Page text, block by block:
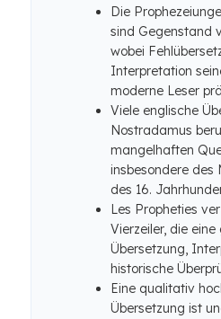
Die
sind Gegenstand
wobei
Interpretation
moderne Leser
Viele englische
Nostradamus
mangelhaften
insbesondere des
des 16.
Les Propheties
Vierzeiler, die eine
Übersetzung,
historische
Eine qualitativ
Übersetzung ist